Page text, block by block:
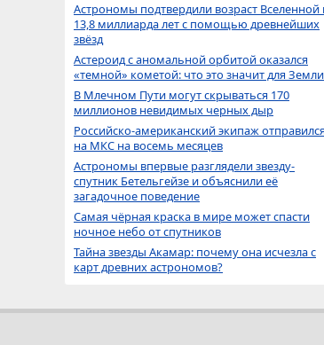
Астрономы подтвердили возраст Вселенной
13,8 миллиарда лет с помощью древнейших
звёзд
Астероид с аномальной орбитой оказался
«темной» кометой: что это значит для Земли
В Млечном Пути могут скрываться 170
миллионов невидимых черных дыр
Российско-американский экипаж отправился
на МКС на восемь месяцев
Астрономы впервые разглядели звезду-
спутник Бетельгейзе и объяснили её
загадочное поведение
Самая чёрная краска в мире может спасти
ночное небо от спутников
Тайна звезды Акамар: почему она исчезла с
карт древних астрономов?